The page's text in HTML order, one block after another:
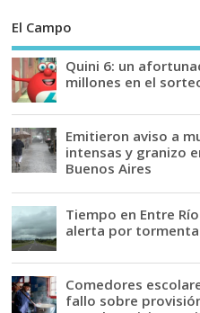
El Campo
Quini 6: un
millones en el
Emitieron aviso a
intensas y granizo
Buenos Aires
Tiempo en Entre
alerta por
Comedores
fallo sobre